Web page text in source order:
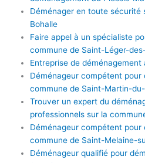
Déménager en toute sécurité
Bohalle
Faire appel à un spécialiste
commune de Saint-Léger-
Entreprise de
Déménageur compétent pour
commune de Saint-Martin-
Trouver un expert du
professionnels sur la
Déménageur compétent pour
commune de Saint-Melaine-
Déménageur qualifié pour